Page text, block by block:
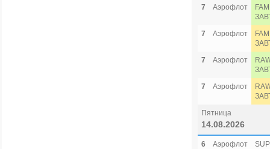
7 Аэрофлот
7
Аэрофлот
7
Аэрофлот
7
Аэрофлот
Пятница
14.08.2026
6 Аэрофлот